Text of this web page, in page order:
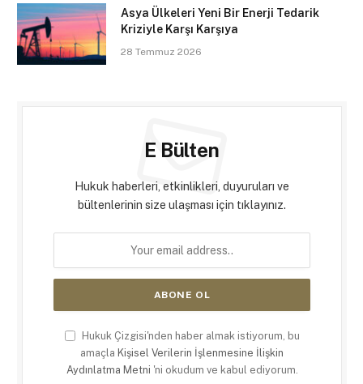
Asya Ülkeleri Yeni Bir Enerji Tedarik
Kriziyle Karşı Karşıya
28 Temmuz 2026
E Bülten
Hukuk haberleri, etkinlikleri, duyuruları ve
bültenlerinin size ulaşması için tıklayınız.
Hukuk Çizgisi'nden haber almak istiyorum, bu
amaçla Kişisel Verilerin İşlenmesine İlişkin
Aydınlatma Metni 'ni okudum ve kabul ediyorum.